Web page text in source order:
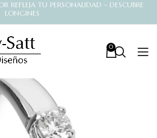
REFLEJA TU PERSONALIDAD - DESCUBRE
LONGINES
0